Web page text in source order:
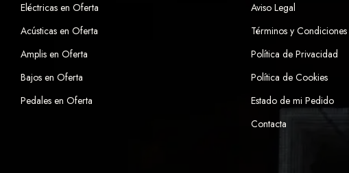
Eléctricas en Oferta
Acústicas en Oferta
Amplis en Oferta
Bajos en Oferta
Pedales en Oferta
Aviso Legal
Términos y Condiciones
Política de Privacidad
Política de Cookies
Estado de mi Pedido
Contacta